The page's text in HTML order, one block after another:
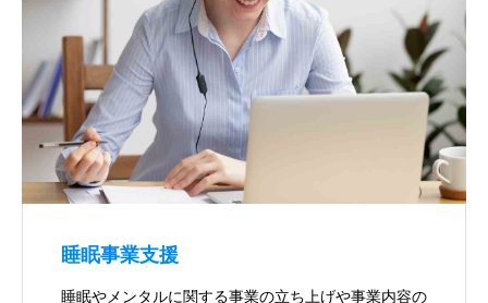
睡眠事業支援
睡眠やメンタルに関する事業の立ち上げや事業内容の